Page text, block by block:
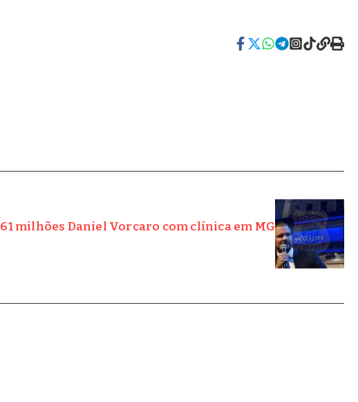
milhões Daniel Vorcaro com clínica em MG